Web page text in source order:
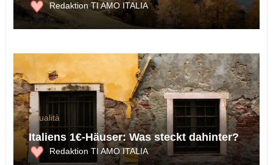
Redaktion TI AMO ITALIA
Attualità
Italiens 1€-Häuser: Was steckt dahinter?
Redaktion TI AMO ITALIA